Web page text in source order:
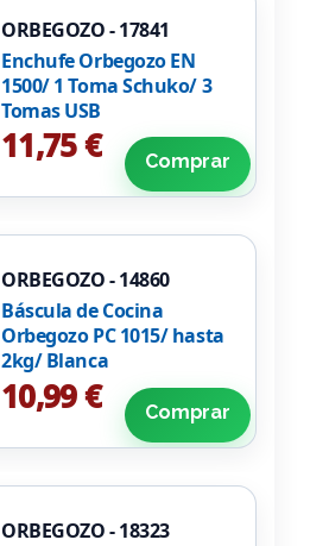
ORBEGOZO - 17841
Enchufe Orbegozo EN
1500/ 1 Toma Schuko/ 3
Tomas USB
11,75 € Comprar
ORBEGOZO - 14860
Báscula de Cocina
Orbegozo PC 1015/ hasta
2kg/ Blanca
10,99 € Comprar
ORBEGOZO - 18323